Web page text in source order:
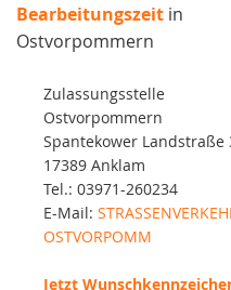
Bearbeitungszeit in
Ostvorpommern
Zulassungsstelle
Ostvorpommern
Spantekower Landstraße
17389 Anklam
Tel.: 03971-260234
E-Mail:
OSTVORPOMM
Jetzt